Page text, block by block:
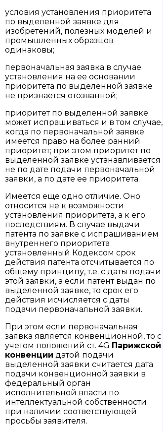
условия установления приоритета
по выделенной заявке для
изобретений, полезных моделей и
промышленных образцов
одинаковы;
первоначальная заявка в случае
установления на ее основании
приоритета по выделенной заявке
не признается отозванной;
приоритет по выделенной заявке
может испрашиваться и в том случае,
когда по первоначальной заявке
имеется право на более ранний
приоритет; при этом приоритет по
выделенной заявке устанавливается
не по дате подачи первоначальной
заявки, а по дате ее приоритета.
Имеется еще одно отличие. Оно
относится не к возможности
установления приоритета, а к его
последствиям. В случае выдачи
патента по заявке с испрашиванием
внутреннего приоритета
установленный Кодексом срок
действия патента отсчитывается по
общему принципу, т.е. с даты подачи
этой заявки, а если патент выдан по
выделенной заявке, то срок его
действия исчисляется с даты
подачи первоначальной заявки.
При этом если первоначальная
заявка является конвенционной, то с
учетом положений ст. 4G Парижской
конвенции датой подачи
выделенной заявки считается дата
подачи конвенционной заявки в
федеральный орган
исполнительной власти по
интеллектуальной собственности
при наличии соответствующей
просьбы заявителя.